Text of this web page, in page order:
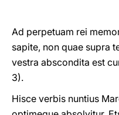
Ad perpetuam rei
sapite, non quae supra
vestra abscondita est
3).
Hisce verbis nuntius